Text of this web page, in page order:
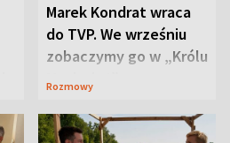
Marek Kondrat wraca
do TVP. We wrześniu
zobaczymy go w „Królu
Maciusiu I”
Rozmowy